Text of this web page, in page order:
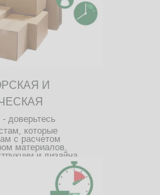
И
- доверьтесь
которые
с расчетом
материалов,
и дизайна.